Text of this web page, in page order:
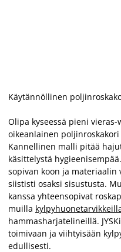
Käytännöllinen
Olipa kyseessä pieni
oikeanlainen
Kannellinen malli pitää
käsittelystä
sopivan koon ja
siististi osaksi sisustusta.
kanssa yhteensopivat
muilla
hammasharjatelineillä.
toimivaan ja viihtyisään
edullisesti.